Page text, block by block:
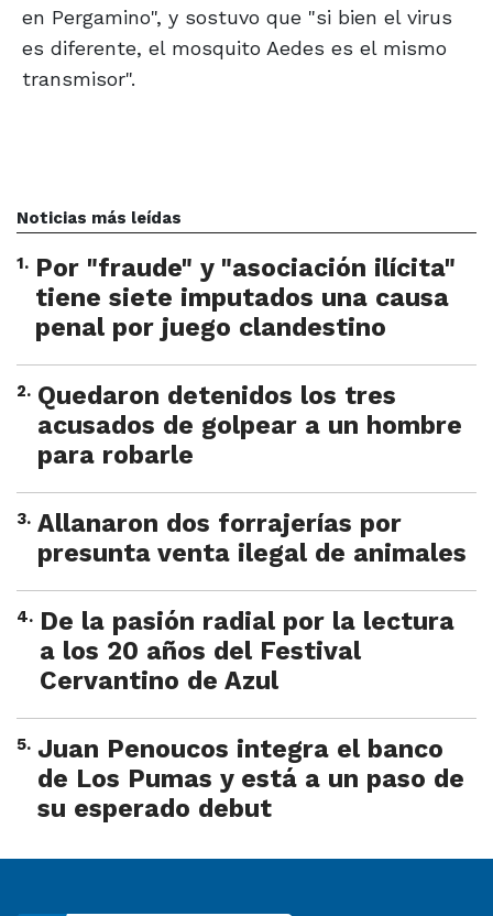
en Pergamino", y sostuvo que "si bien el virus
es diferente, el mosquito Aedes es el mismo
transmisor".
Noticias más leídas
1. Por "fraude" y "asociación ilícita"
tiene siete imputados una causa
penal por juego clandestino
2. Quedaron detenidos los tres
acusados de golpear a un hombre
para robarle
3. Allanaron dos forrajerías por
presunta venta ilegal de animales
4. De la pasión radial por la lectura
a los 20 años del Festival
Cervantino de Azul
5. Juan Penoucos integra el banco
de Los Pumas y está a un paso de
su esperado debut